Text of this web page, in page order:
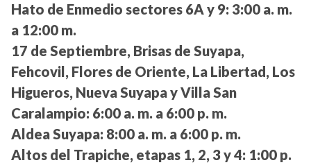
Hato de Enmedio sectores 6A y 9: 3:00 a. m.
a 12:00 m.
17 de Septiembre, Brisas de Suyapa,
Fehcovil, Flores de Oriente, La Libertad, Los
Higueros, Nueva Suyapa y Villa San
Caralampio: 6:00 a. m. a 6:00 p. m.
Aldea Suyapa: 8:00 a. m. a 6:00 p. m.
Altos del Trapiche, etapas 1, 2, 3 y 4: 1:00 p.